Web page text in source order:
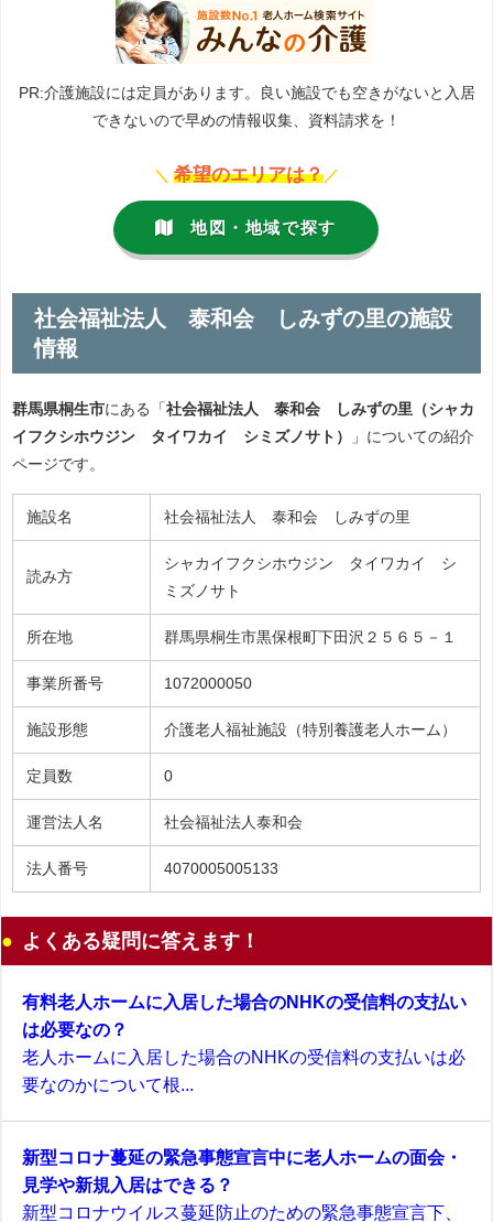
PR:介護施設には定員があります。良い施設でも空きがないと入居
できないので早めの情報収集、資料請求を！
＼ 希望のエリアは？ ／
地図・地域で探す
社会福祉法人 泰和会 しみずの里の施設
情報
群馬県桐生市にある「 社会福祉法人 泰和会 しみずの里（シャカ
イフクシホウジン タイワカイ シミズノサト）
」についての紹介
ページです。
施設名 社会福祉法人 泰和会 しみずの里
読み方
シャカイフクシホウジン タイワカイ シ
ミズノサト
所在地 群馬県桐生市黒保根町下田沢２５６５－１
事業所番号 1072000050
施設形態 介護老人福祉施設（特別養護老人ホーム）
定員数 0
運営法人名 社会福祉法人泰和会
法人番号 4070005005133
よくある疑問に答えます！
有料老人ホームに入居した場合のNHKの受信料の支払い
は必要なの？
老人ホームに入居した場合のNHKの受信料の支払いは必
要なのかについて根...
新型コロナ蔓延の緊急事態宣言中に老人ホームの面会・
見学や新規入居はできる？
新型コロナウイルス蔓延防止のための緊急事態宣言下、